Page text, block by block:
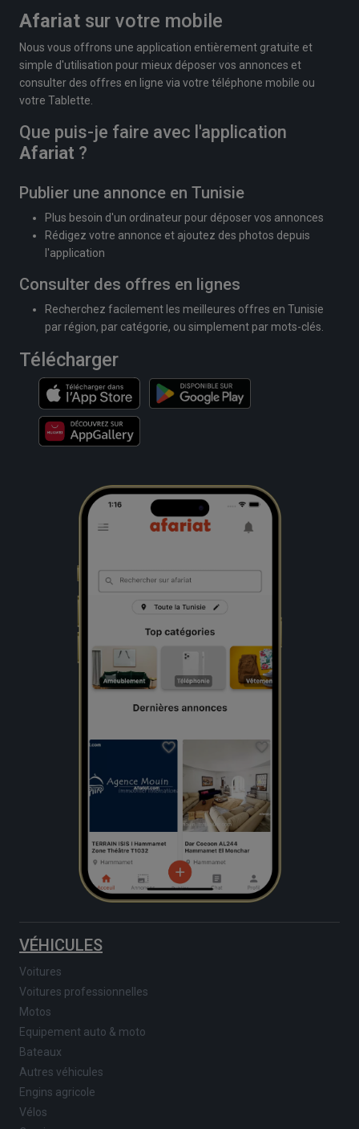
Afariat sur votre mobile
Nous vous offrons une application entièrement gratuite et
simple d'utilisation pour mieux déposer vos annonces et
consulter des offres en ligne via votre téléphone mobile ou
votre Tablette.
Que puis-je faire avec l'application
Afariat ?
Publier une annonce en Tunisie
Plus besoin d'un ordinateur pour déposer vos annonces
Rédigez votre annonce et ajoutez des photos depuis
l'application
Consulter des offres en lignes
Recherchez facilement les meilleures offres en Tunisie
par région, par catégorie, ou simplement par mots-clés.
Télécharger
VÉHICULES
Voitures
Voitures professionnelles
Motos
Equipement auto & moto
Bateaux
Autres véhicules
Engins agricole
Vélos